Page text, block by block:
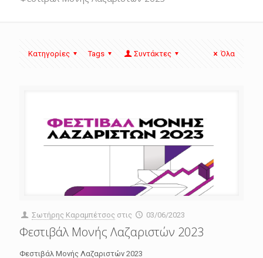
Κατηγορίες Tags Συντάκτες Όλα
Σωτήρης Καραμπέτσος στις 03/06/2023
Φεστιβάλ Μονής Λαζαριστών 2023
Φεστιβάλ Μονής Λαζαριστών 2023